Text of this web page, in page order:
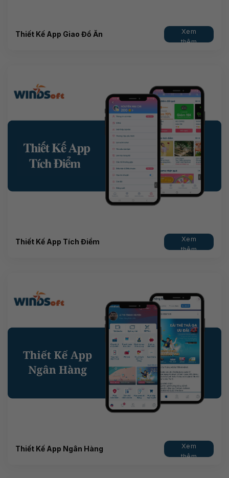
Thiết Kế App Giao Đồ Ăn
Xem
thêm
Thiết Kế App Tích Điểm
Xem
thêm
Thiết Kế App Ngân Hàng
Xem
thêm